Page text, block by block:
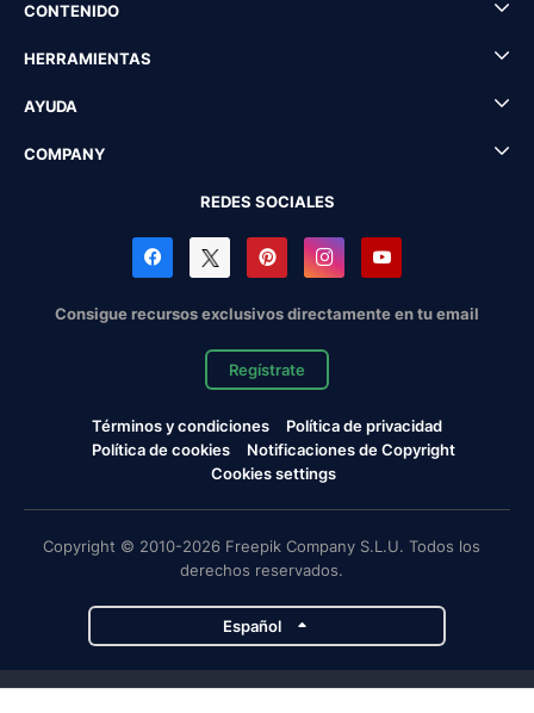
CONTENIDO
HERRAMIENTAS
AYUDA
COMPANY
REDES SOCIALES
Consigue recursos exclusivos directamente en tu email
Regístrate
Términos y condiciones
Política de privacidad
Política de cookies
Notificaciones de Copyright
Cookies settings
Copyright © 2010-2026 Freepik Company S.L.U. Todos los
derechos reservados.
Español